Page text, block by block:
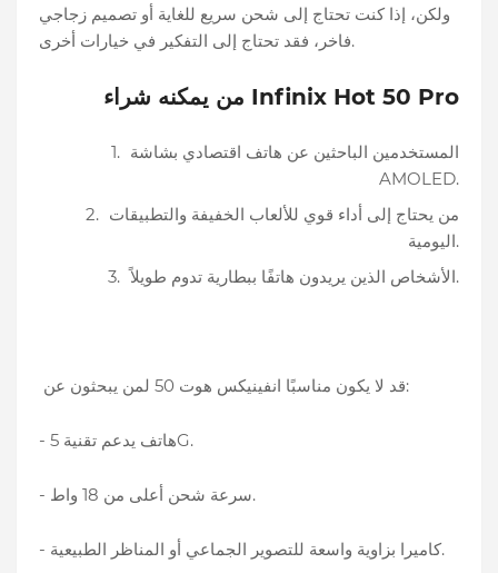
ولكن، إذا كنت تحتاج إلى شحن سريع للغاية أو تصميم زجاجي
فاخر، فقد تحتاج إلى التفكير في خيارات أخرى.
من يمكنه شراء Infinix Hot 50 Pro
AMOLED.
اليومية.
الأشخاص الذين يريدون هاتفًا ببطارية تدوم طويلاً.
قد لا يكون مناسبًا انفينيكس هوت 50 لمن يبحثون عن:
- هاتف يدعم تقنية 5G.
- سرعة شحن أعلى من 18 واط.
- كاميرا بزاوية واسعة للتصوير الجماعي أو المناظر الطبيعية.